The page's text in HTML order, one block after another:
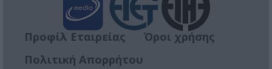
Προφίλ Εταιρείας
Όροι χρήσης
Πολιτική Απορρήτου